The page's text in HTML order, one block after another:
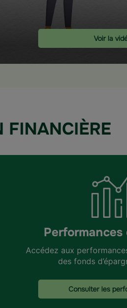
Voir la
FINANCIÈRE
Accédez aux
des fonds
Consulter les